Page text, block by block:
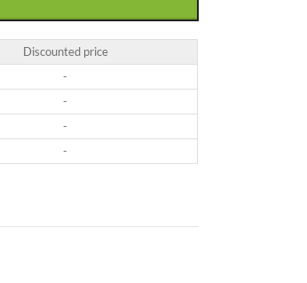
Discounted price
-
-
-
-